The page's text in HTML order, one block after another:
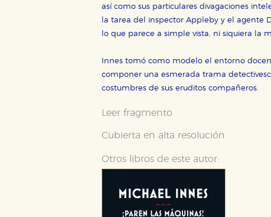
así como sus particulares divagaciones
la tarea del inspector Appleby y el agente
lo que parece a simple vista, ni siquiera la
Innes tomó como modelo el entorno
componer una esmerada trama
costumbres de sus eruditos compañeros.
Leer fragmento
Cubierta en alta resolución
Otros libros de este autor:
Estas cookies son necesarias
hacerlo desde el navegador,
Cookies de rendimiento y
configuraciones de servicios
tanto, es anónima.
Cookies de publicidad y redes
Estas cookies son gestionadas
otros sitios. No almacenan
GUARDAR
Puede consultar nuestra